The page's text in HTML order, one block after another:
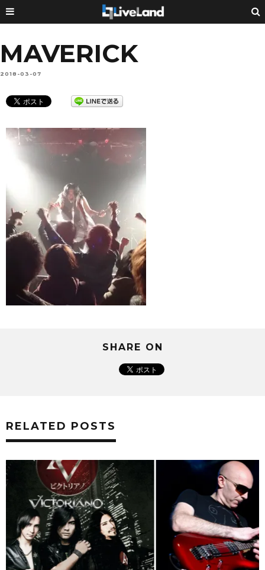
MAVERICK
2018-03-07
SHARE ON
RELATED POSTS